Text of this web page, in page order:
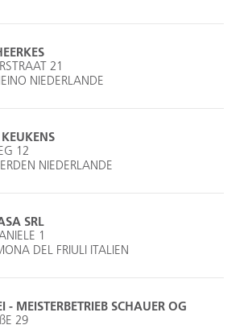
21
NIEDERLANDE
12
NIEDERLANDE
SRL
1
DEL FRIULI ITALIEN
- MEISTERBETRIEB SCHAUER OG
29